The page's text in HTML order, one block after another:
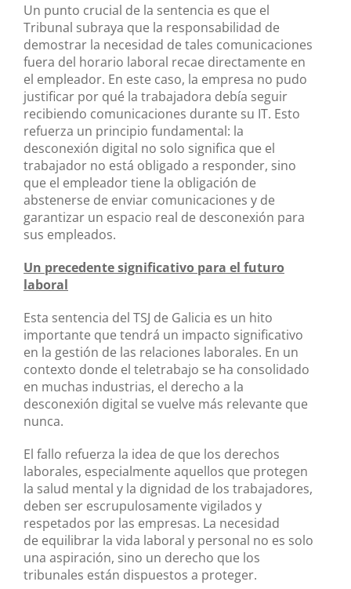
Un punto crucial de la sentencia es que el
Tribunal subraya que la responsabilidad de
demostrar la necesidad de tales comunicaciones
fuera del horario laboral recae directamente en
el empleador. En este caso, la empresa no pudo
justificar por qué la trabajadora debía seguir
recibiendo comunicaciones durante su IT. Esto
refuerza un principio fundamental: la
desconexión digital no solo significa que el
trabajador no está obligado a responder, sino
que el empleador tiene la obligación de
abstenerse de enviar comunicaciones y de
garantizar un espacio real de desconexión para
sus empleados.
Un precedente significativo para el futuro
laboral
Esta sentencia del TSJ de Galicia es un hito
importante que tendrá un impacto significativo
en la gestión de las relaciones laborales. En un
contexto donde el teletrabajo se ha consolidado
en muchas industrias, el derecho a la
desconexión digital se vuelve más relevante que
nunca.
El fallo refuerza la idea de que los derechos
laborales, especialmente aquellos que protegen
la salud mental y la dignidad de los trabajadores,
deben ser escrupulosamente vigilados y
respetados por las empresas. La necesidad
de equilibrar la vida laboral y personal no es solo
una aspiración, sino un derecho que los
tribunales están dispuestos a proteger.